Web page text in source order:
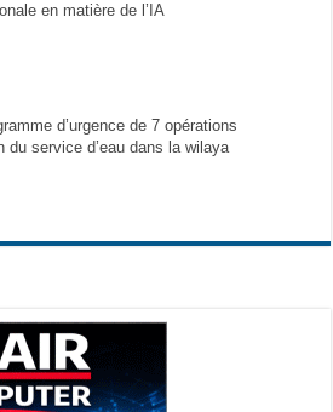
en matière de l’IA
d’urgence de 7 opérations
du service d’eau dans la wilaya